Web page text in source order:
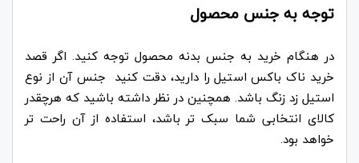
توجه به جنس محصول
در هنگام خرید به جنس بدنه محصول توجه کنید. اگر قصد
خرید ناک باکس استیل را دارید، دقت کنید جنس آن از نوع
استیل زد زنگ باشد. همچنین در نظر داشته باشید که هرچقدر
کالای انتخابی شما سبک تر باشد، استفاده از آن راحت تر
خواهد بود.